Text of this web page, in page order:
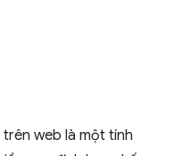
web là một tính